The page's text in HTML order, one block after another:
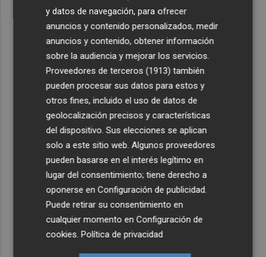
y datos de navegación, para ofrecer
anuncios y contenido personalizados, medir
anuncios y contenido, obtener información
sobre la audiencia y mejorar los servicios.
Proveedores de terceros (1913) también
pueden procesar sus datos para estos y
otros fines, incluido el uso de datos de
geolocalización precisos y características
del dispositivo. Sus elecciones se aplican
solo a este sitio web. Algunos proveedores
pueden basarse en el interés legítimo en
lugar del consentimiento; tiene derecho a
oponerse enConfiguración de publicidad
Puede retirar su consentimiento en
cualquier momento enConfiguración de
cookies .Política de privacidad